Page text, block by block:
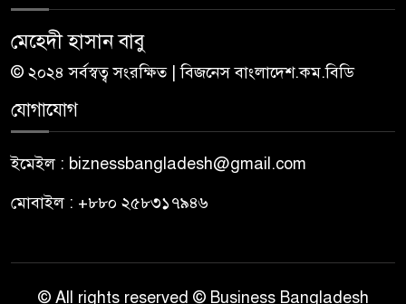
মেহেদী হাসান বাবু
© ২০২৪ সর্বস্বত্ব সংরক্ষিত | বিজনেস বাংলাদেশ.কম.বিডি
যোগাযোগ
ইমেইল : biznessbangladesh@gmail.com
মোবাইল : +৮৮০ ২৫৮৩১৭৯৪৬
© All rights reserved © Business Bangladesh